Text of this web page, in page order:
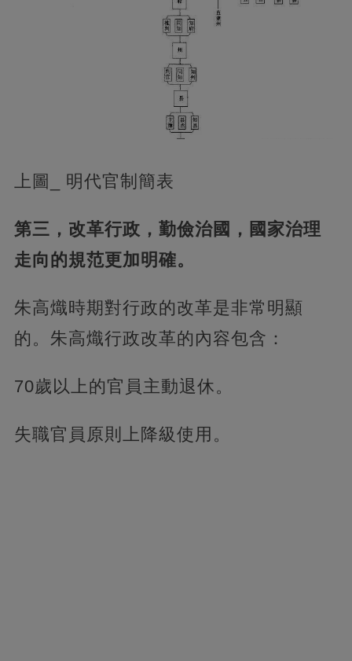
上圖_ 明代官制簡表
第三，改革行政，勤儉治國，國家治理
走向的規范更加明確。
朱高熾時期對行政的改革是非常明顯
的。朱高熾行政改革的內容包含：
70歲以上的官員主動退休。
失職官員原則上降級使用。